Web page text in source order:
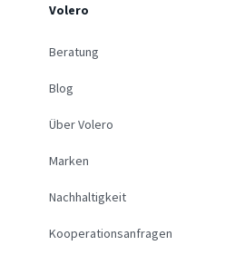
Volero
Beratung
Blog
Über Volero
Marken
Nachhaltigkeit
Kooperationsanfragen